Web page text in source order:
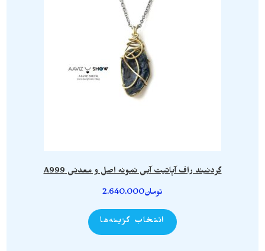
گردنبند راف آپاتیت آبی نمونه اصل و معدنی A999
تومان2.640.000
انتخاب گزینه‌ها